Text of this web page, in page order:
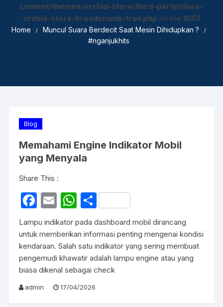
content/themes/orchid-store/third-party/class-
orchid-store-breadcrumb-trail.php on line1051
Home
Muncul Suara Berdecit Saat Mesin Dihidupkan ?
#nganjukhits
Blog
Memahami Engine Indikator Mobil
yang Menyala
Share This :
F
a
c
e
b
o
o
E
m
ail
W
h
at
s
A
p
p
S
h
ar
e
Lampu indikator pada dashboard mobil dirancang
untuk memberikan informasi penting mengenai kondisi
kendaraan. Salah satu indikator yang sering membuat
pengemudi khawatir adalah lampu engine atau yang
biasa dikenal sebagai check
admin 17/04/2026